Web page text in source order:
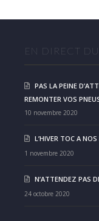
EN DIRECT DU
PAS LA PEINE
REMONTER VOS
10 novembre 2020
L’HIVER TOC A
1 novembre 2020
N’ATTENDEZ PAS
24 octobre 2020